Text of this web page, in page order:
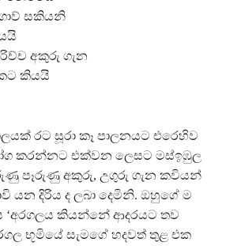
සකියනි
අකුරු ගැන
කියයි
රට සූරා කෑ පාලනයට එරෙහිව
කරන්නට එක්වන ලෙසට මස්ඉඹුල
පෑරුණු අකුරු, උගුරු ගැන කවියන්
යන දිරිය ද ලබා දෙමිනි. ඔහුගේ ම
‘අරගලය කියන්නේ ආදරයට තව
භූමියේ සැමගේ හදවත් තුළ එක